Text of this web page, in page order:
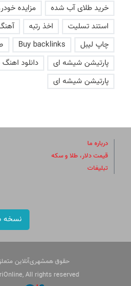
خرید طلای آب شده
مزایده
استند تسلیت
اخذ رتبه
چاپ لیبل
Buy backlinks
پارتیشن شیشه ای
دانلود
پارتیشن شیشه ای
درباره ما
قیمت دلار، طلا و سکه
تبلیغات
نسخه
حقوق همشهری‌آنلاین
All rights reserved